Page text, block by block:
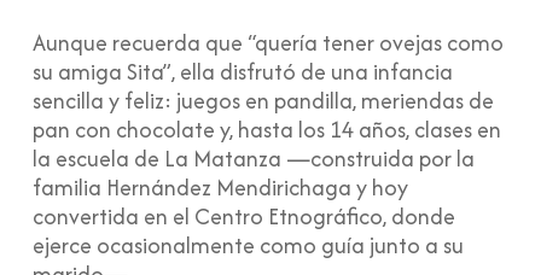
Aunque recuerda que “quería tener ovejas como
su amiga Sita”, ella disfrutó de una infancia
sencilla y feliz: juegos en pandilla, meriendas de
pan con chocolate y, hasta los 14 años, clases en
la escuela de La Matanza —construida por la
familia Hernández Mendirichaga y hoy
convertida en el Centro Etnográfico, donde
ejerce ocasionalmente como guía junto a su